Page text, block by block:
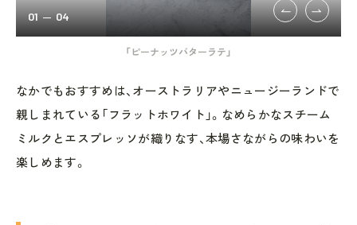
「ピーナッツバターラテ」
01 04
なかでもおすすめは、オーストラリアやニュージーランドで
親しまれている「フラットホワイト」。なめらかなスチーム
ミルクとエスプレッソが織りなす、本場さながらの味わいを
楽しめます。